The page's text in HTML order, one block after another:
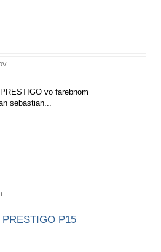
vo farebnom
sebastian...
P15